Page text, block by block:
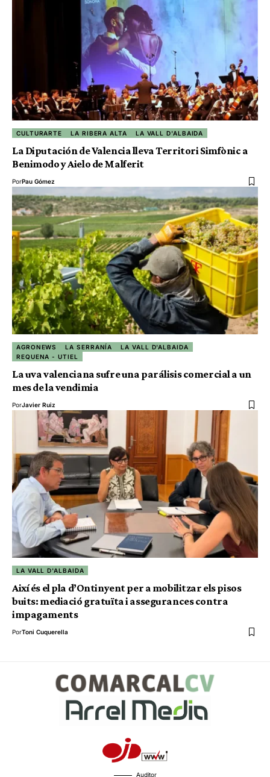
CULTURARTE LA RIBERA ALTA LA VALL D'ALBAIDA
La Diputación de Valencia lleva Territori Simfònic a
Benimodo y Aielo de Malferit
PorPau Gómez
AGRONEWS LA SERRANÍA
LA VALL D'ALBAIDA
REQUENA - UTIEL
La uva valenciana sufre una parálisis comercial a un
mes de la vendimia
PorJavier Ruiz
LA VALL D'ALBAIDA
Així és el pla d’Ontinyent per a mobilitzar els pisos
buits: mediació gratuïta i assegurances contra
impagaments
PorToni Cuquerella
Auditor